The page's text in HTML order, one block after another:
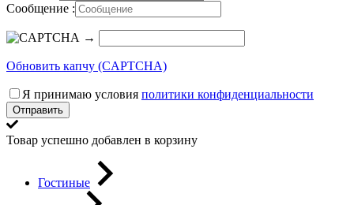
Сообщение :
→
Обновить капчу (CAPTCHA)
Я принимаю условия политики конфиденциальности
Отправить
Товар успешно добавлен в корзину
Гостиные